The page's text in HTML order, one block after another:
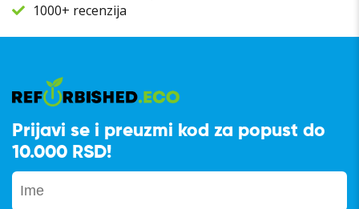
1000+ recenzija
Prijavi se i preuzmi kod za popust do
10.000 RSD!